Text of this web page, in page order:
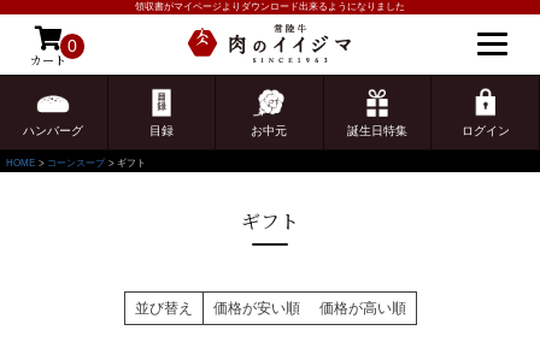
領収書がマイページよりダウンロード出来るようになりました
カート
0
ハンバーグ 目録 お中元 誕生日特集 ログイン
ゲスト 様こんにちは
ログイン
HOME コーンスープ ギフト
ギフト
並び替え 価格が安い順 価格が高い順